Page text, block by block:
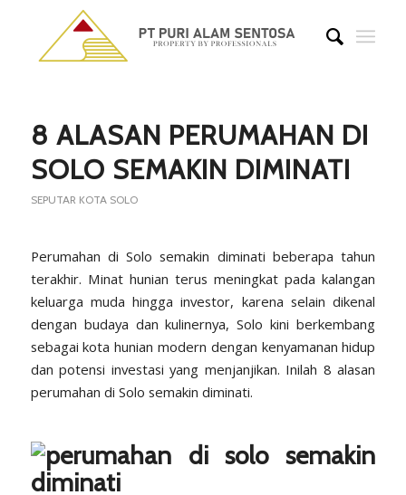
8 ALASAN PERUMAHAN DI
SOLO SEMAKIN DIMINATI
SEPUTAR KOTA SOLO
Perumahan di Solo semakin diminati beberapa tahun
terakhir. Minat hunian terus meningkat pada kalangan
keluarga muda hingga investor, karena selain dikenal
dengan budaya dan kulinernya, Solo kini berkembang
sebagai kota hunian modern dengan kenyamanan hidup
dan potensi investasi yang menjanjikan. Inilah 8 alasan
perumahan di Solo semakin diminati.